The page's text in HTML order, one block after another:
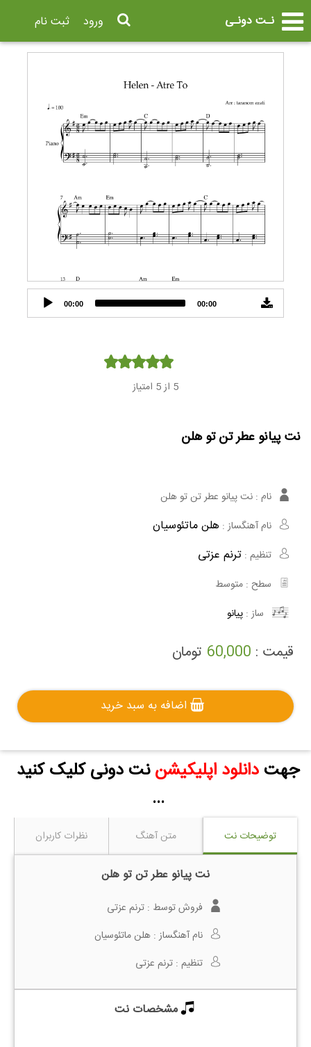
نـت دونـی ثبت نام ورود
Audio
Player
00:00 00:00
5 از 5 امتیاز
نت پیانو عطر تن تو هلن
نام : نت پیانو عطر تن تو هلن
نام آهنگساز : هلن ماتئوسیان
تنظیم : ترنم عزتی
سطح : متوسط
ساز : پیانو
قیمت : 60,000 تومان
اضافه به سبد خرید
جهتدانلود اپلیکیشن نت دونی کلیک کنید
...
توضیحات نت متن آهنگ نظرات کاربران
نت پیانو عطر تن تو هلن
فروش توسط : ترنم عزتی
نام آهنگساز : هلن ماتئوسیان
تنظیم : ترنم عزتی
مشخصات نت